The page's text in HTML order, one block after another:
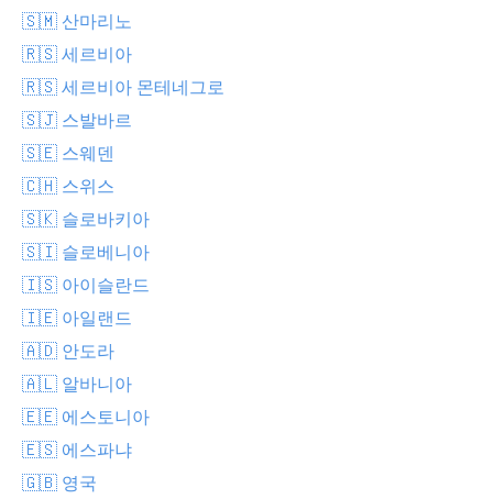
🇸🇲 산마리노
🇷🇸 세르비아
🇷🇸 세르비아 몬테네그로
🇸🇯 스발바르
🇸🇪 스웨덴
🇨🇭 스위스
🇸🇰 슬로바키아
🇸🇮 슬로베니아
🇮🇸 아이슬란드
🇮🇪 아일랜드
🇦🇩 안도라
🇦🇱 알바니아
🇪🇪 에스토니아
🇪🇸 에스파냐
🇬🇧 영국